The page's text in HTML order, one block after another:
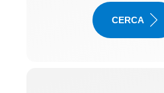
CERCA